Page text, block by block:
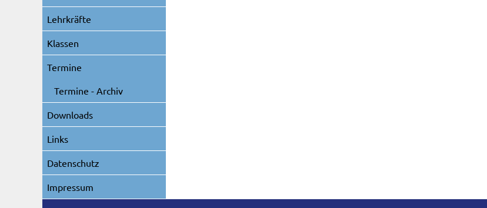
Lehrkräfte
Klassen
Termine
Termine - Archiv
Downloads
Links
Datenschutz
Impressum